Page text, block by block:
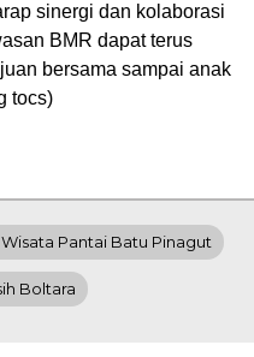
sinergi dan kolaborasi
BMR dapat terus
bersama sampai anak
tocs)
Pantai Batu Pinagut
Boltara